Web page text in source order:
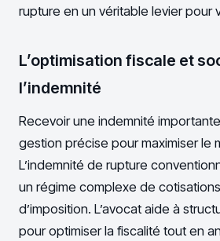
rupture en un véritable levier pour
L’optimisation fiscale et
l’indemnité
Recevoir une indemnité
gestion précise pour maximiser le
L’indemnité de rupture
un régime complexe de
d’imposition. L’avocat aide à
pour optimiser la fiscalité tout en